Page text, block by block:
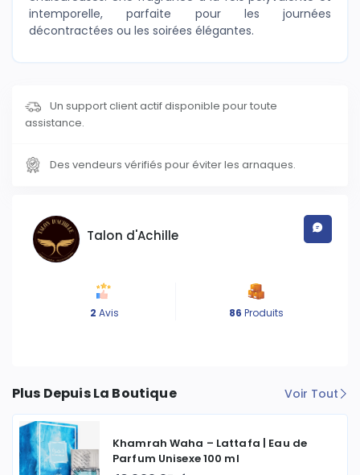
intemporelle, parfaite pour les journées
décontractées ou les soirées élégantes.
Un support client actif disponible pour toute
assistance.
Des vendeurs vérifiés pour éviter les arnaques.
Talon d'Achille
2 Avis 86 Produits
Plus Depuis La Boutique Voir Tout
Khamrah Waha – Lattafa | Eau de
Parfum Unisexe 100 ml